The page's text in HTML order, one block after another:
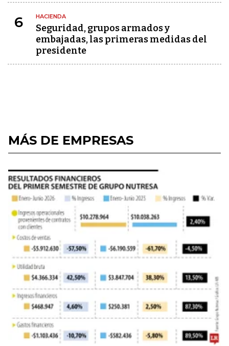
6 HACIENDA
Seguridad, grupos armados y
embajadas, las primeras medidas del
presidente
MÁS DE EMPRESAS